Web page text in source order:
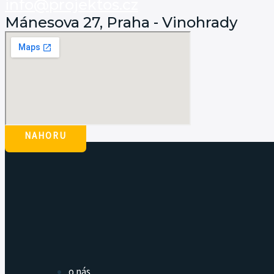
Mánesova 27, Praha - Vinohrady
NAHORU